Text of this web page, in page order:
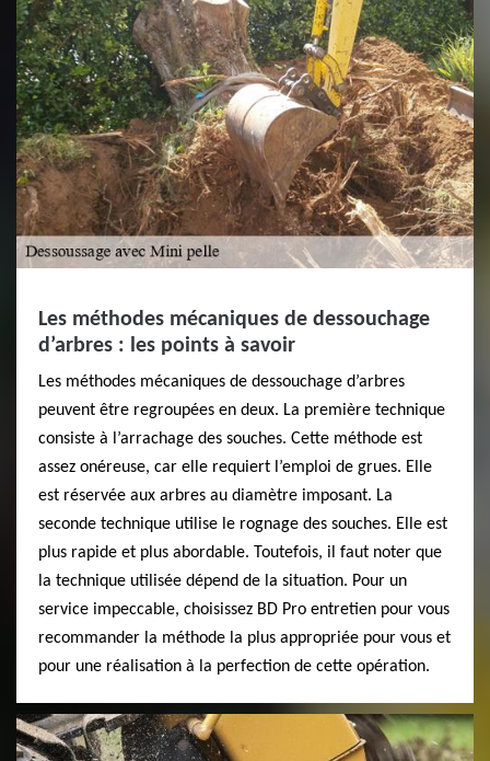
Les méthodes mécaniques de dessouchage
d’arbres : les points à savoir
Les méthodes mécaniques de dessouchage d’arbres
peuvent être regroupées en deux. La première technique
consiste à l’arrachage des souches. Cette méthode est
assez onéreuse, car elle requiert l’emploi de grues. Elle
est réservée aux arbres au diamètre imposant. La
seconde technique utilise le rognage des souches. Elle est
plus rapide et plus abordable. Toutefois, il faut noter que
la technique utilisée dépend de la situation. Pour un
service impeccable, choisissez BD Pro entretien pour vous
recommander la méthode la plus appropriée pour vous et
pour une réalisation à la perfection de cette opération.